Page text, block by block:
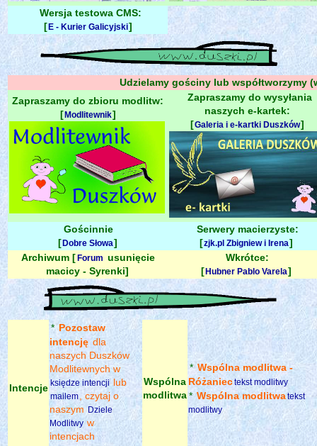
Wersja testowa CMS:
[E - Kurier Galicyjski]
Udzielamy gościny lub współtworzymy
Zapraszamy do zbioru modlitw:
[Modlitewnik]
Zapraszamy do wysyłania
naszych e-kartek:
[Galeria i e-kartki Duszków]
Gościnnie
[Dobre Słowa]
Serwery macierzyste:
[zjk.pl Zbigniew i Irena]
Archiwum [Forum usunięcie
macicy - Syrenki]
Wkrótce:
[Hubner Pablo Varela]
Intencje
* Pozostaw
intencję dla
naszych Duszków
Modlitewnych w
księdze intencji lub
mailem
, czytaj o
naszym Dziele
Modlitwy w
intencjach
Wspólna
modlitwa
* Wspólna modlitwa -
Różaniectekst modlitwy
* Wspólna modlitwatekst
modlitwy